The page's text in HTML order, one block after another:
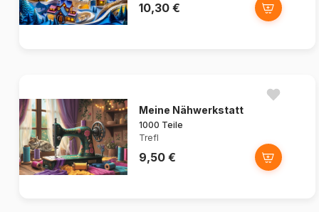
10,30 €
Meine Nähwerkstatt
1000 Teile
Trefl
9,50 €